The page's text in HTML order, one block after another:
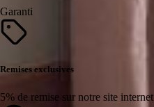
Garanti
Remises exclusives
5% de remise sur notre site internet